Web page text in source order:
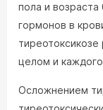
пола и
гормонов в
целом и
Осложнением